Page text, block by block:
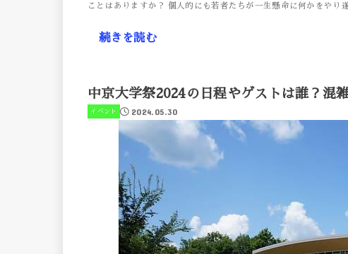
ことはありますか？ 個人的にも若者たちが一生懸命に何かをやり
続きを読む
中京大学祭2024の日程やゲストは誰？混
イベント 2024.05.30